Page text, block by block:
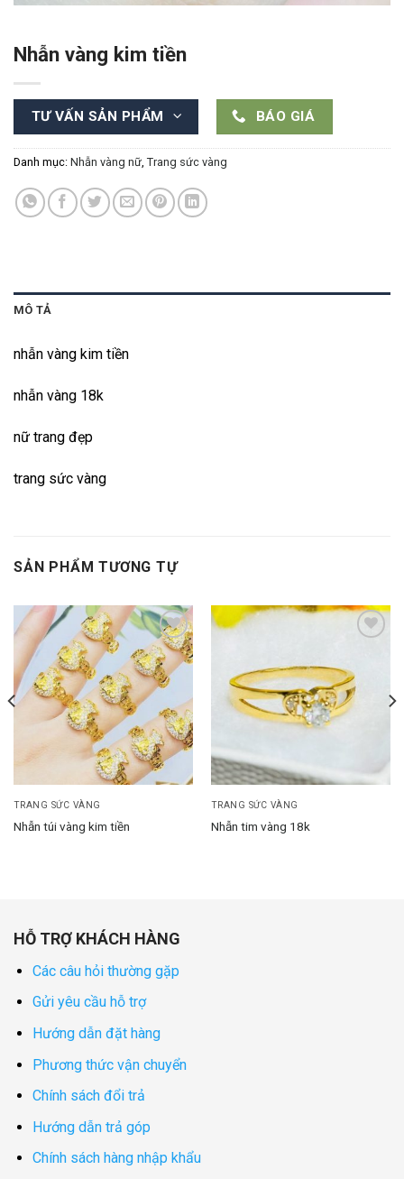
Nhẫn vàng kim tiền
TƯ VẤN SẢN PHẨM BÁO GIÁ
Danh mục: Nhẫn vàng nữ, Trang sức vàng
MÔ TẢ
nhẫn vàng kim tiền
nhẫn vàng 18k
nữ trang đẹp
trang sức vàng
SẢN PHẨM TƯƠNG TỰ
Add to
wishlist
TRANG SỨC VÀNG
Nhẫn túi vàng kim tiền
Add to
wishlist
TRANG SỨC VÀNG
Nhẫn tim vàng 18k
HỖ TRỢ KHÁCH HÀNG
Các câu hỏi thường gặp
Gửi yêu cầu hỗ trợ
Hướng dẫn đặt hàng
Phương thức vận chuyển
Chính sách đổi trả
Hướng dẫn trả góp
Chính sách hàng nhập khẩu